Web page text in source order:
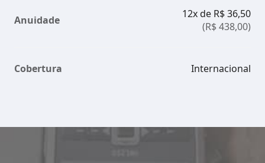
Anuidade
12x de R$ 36,50
(R$ 438,00)
Cobertura Internacional